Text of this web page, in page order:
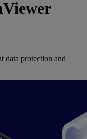
data protection and